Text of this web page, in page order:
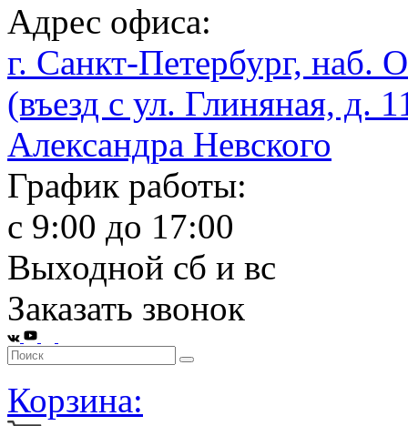
Адрес офиса:
г. Санкт-Петербург, наб.
(въезд с ул. Глиняная, д.
Александра Невского
График работы:
с 9:00 до 17:00
Выходной сб и вс
Заказать звонок
Корзина: